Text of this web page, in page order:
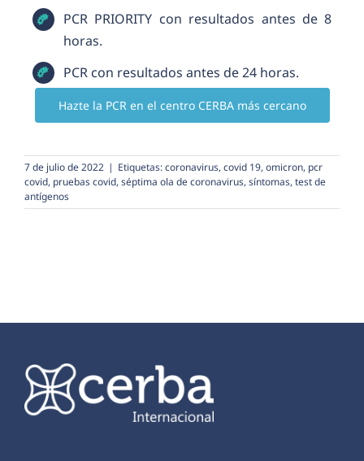
PCR PRIORITY con resultados antes de 8
horas.
PCR con resultados antes de 24 horas.
Hazte la PCR en el centro CERBA más cercano
7 de julio de 2022 | Etiquetas:coronavirus, covid 19, omicron, pcr
covid, pruebas covid, séptima ola de coronavirus, síntomas, test de
antígenos